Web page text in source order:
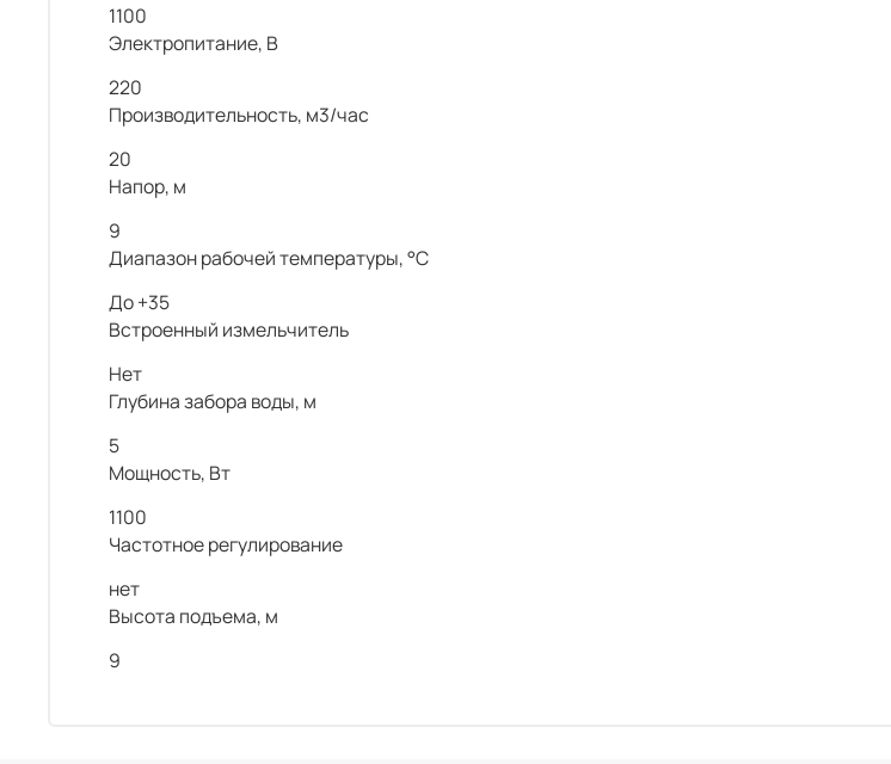
1100
Электропитание, В
220
Производительность, м3/час
20
Напор, м
9
Диапазон рабочей температуры, °С
До +35
Встроенный измельчитель
Нет
Глубина забора воды, м
5
Мощность, Вт
1100
Частотное регулирование
нет
Высота подъема, м
9